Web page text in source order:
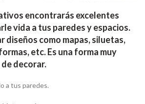
encontrarás excelentes
vida a tus paredes y espacios.
diseños como mapas, siluetas,
etc. Es una forma muy
decorar.
a tus paredes.